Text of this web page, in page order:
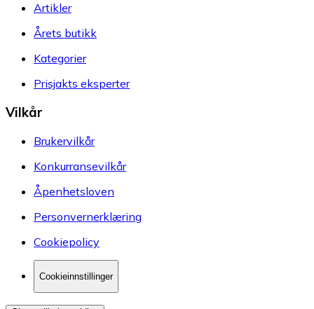
Artikler
Årets butikk
Kategorier
Prisjakts eksperter
Vilkår
Brukervilkår
Konkurransevilkår
Åpenhetsloven
Personvernerklæring
Cookiepolicy
Cookieinnstillinger